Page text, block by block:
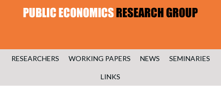
RESEARCHERS WORKING PAPERS NEWS SEMINARIES
LINKS